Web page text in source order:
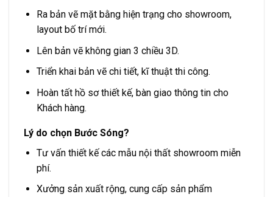
Ra bản vẽ mặt bằng hiện trạng cho showroom,
layout bố trí mới.
Lên bản vẽ không gian 3 chiều 3D.
Triển khai bản vẽ chi tiết, kĩ thuật thi công.
Hoàn tất hồ sơ thiết kế, bàn giao thông tin cho
Khách hàng.
Lý do chọn Bước Sóng?
Tư vấn thiết kế các mẫu nội thất showroom miễn
phí.
Xưởng sản xuất rộng, cung cấp sản phẩm